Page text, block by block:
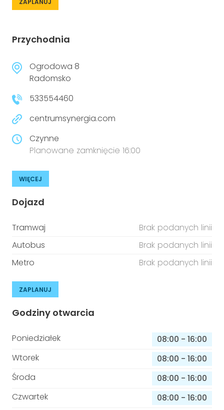
ZAPLANUJ
Przychodnia
Ogrodowa 8
Radomsko
533554460
centrumsynergia.com
Czynne
Planowane zamknięcie 16:00
WIĘCEJ
Dojazd
Tramwaj
Brak podanych linii
Autobus
Brak podanych linii
Metro
Brak podanych linii
ZAPLANUJ
Godziny otwarcia
Poniedziałek 08:00 - 16:00
Wtorek
08:00 - 16:00
Środa
08:00 - 16:00
Czwartek
08:00 - 16:00